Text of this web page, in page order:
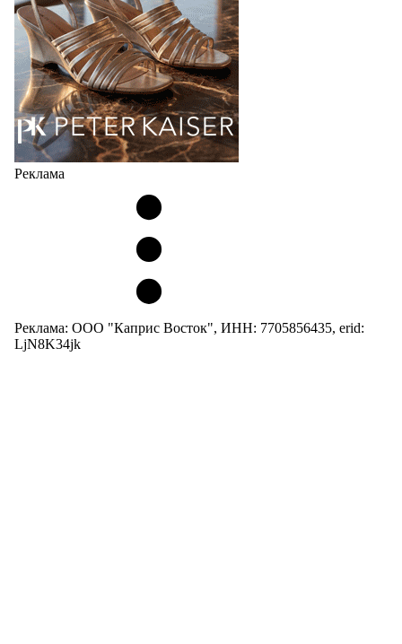
05.08.2026 1979
Реклама
Реклама: ООО "Каприс Восток", ИНН: 7705856435, erid:
LjN8K34jk